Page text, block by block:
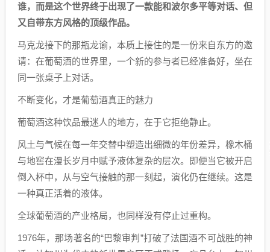
谁，而是这个世界终于出现了一款能和波尔多平等对话、但
又自带东方风格的顶级作品。
马克龙接下的那瓶龙谕，本质上接住的是一份来自东方的邀
请：在葡萄酒的世界里，一个新的参与者已经准备好，坐在
同一张桌子上对话。
不断变化，才是葡萄酒真正的魅力
葡萄酒这种饮品最迷人的地方，在于它拒绝静止。
风土与气候在每一年交替中塑造出细微的年份差异，橡木桶
与地窖在漫长岁月中赋予液体复杂的层次。即便当它被开启
倒入杯中，从与空气接触的那一刻起，演化仍在继续。这是
一种真正活着的液体。
全球葡萄酒的产业格局，也同样没有停止过重构。
1976年，那场著名的“巴黎审判”打破了法国酒不可战胜的神